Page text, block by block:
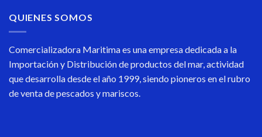
QUIENES SOMOS
Comercializadora Maritima es una empresa dedicada a la
Importación y Distribución de productos del mar, actividad
que desarrolla desde el año 1999, siendo pioneros en el rubro
de venta de pescados y mariscos.